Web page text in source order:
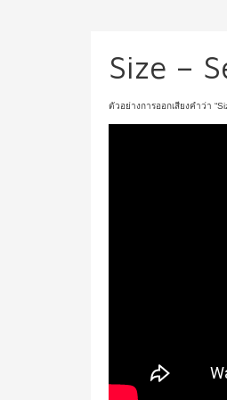
Size –
ตัวอย่างการออกเสียงคำว่า